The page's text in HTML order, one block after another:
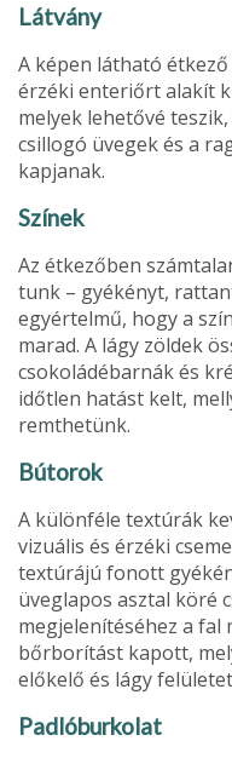
Látvány
A képen látható
érzéki enteriőrt alakít
melyek lehe­tővé
csillogó üvegek és a
kapjanak.
Színek
Az étkezőben
tunk – gyékényt,
egyértelmű, hogy a
marad. A lágy zöldek
csokoládébarnák és
időtlen hatást kelt,
remthetünk.
Bútorok
A különféle textúrák
vizuális és érzéki
textúrájú fonott
üveglapos asztal köré
megjelenítéséhez a
bőrborí­tást kapott,
előkelő és lágy
Padlóburkolat